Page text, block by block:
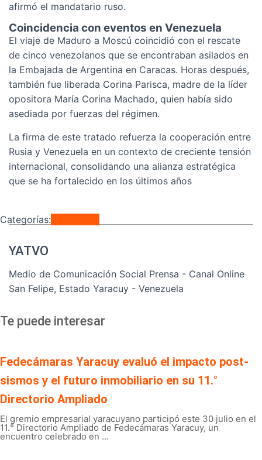
afirmó el mandatario ruso.
Coincidencia con eventos en Venezuela
El viaje de Maduro a Moscú coincidió con el rescate
de cinco venezolanos que se encontraban asilados en
la Embajada de Argentina en Caracas. Horas después,
también fue liberada Corina Parisca, madre de la líder
opositora María Corina Machado, quien había sido
asediada por fuerzas del régimen.
La firma de este tratado refuerza la cooperación entre
Rusia y Venezuela en un contexto de creciente tensión
internacional, consolidando una alianza estratégica
que se ha fortalecido en los últimos años
Categorías:
YATVO
Medio de Comunicación Social Prensa - Canal Online
San Felipe, Estado Yaracuy - Venezuela
Te puede interesar
Fedecámaras Yaracuy evaluó el impacto post-
sismos y el futuro inmobiliario en su 11.°
Directorio Ampliado
El gremio empresarial yaracuyano participó este 30 julio en el
11.° Directorio Ampliado de Fedecámaras Yaracuy, un
encuentro celebrado en ...